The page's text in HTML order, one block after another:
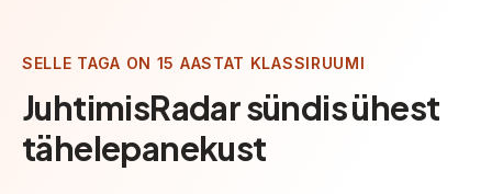
SELLE TAGA ON 15 AASTAT KLASSIRUUMI
JuhtimisRadar sündis ühest
tähelepanekust